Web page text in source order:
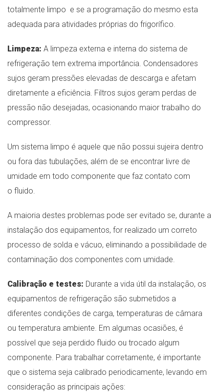
totalmente limpo e se a programação do mesmo esta
adequada para atividades próprias do frigorífico.
Limpeza: A limpeza externa e interna do sistema de
refrigeração tem extrema importância. Condensadores
sujos geram pressões elevadas de descarga e afetam
diretamente a eficiência. Filtros sujos geram perdas de
pressão não desejadas, ocasionando maior trabalho do
compressor.
Um sistema limpo é aquele que não possui sujeira dentro
ou fora das tubulações, além de se encontrar livre de
umidade em todo componente que faz contato com
o fluido.
A maioria destes problemas pode ser evitado se, durante a
instalação dos equipamentos, for realizado um correto
processo de solda e vácuo, eliminando a possibilidade de
contaminação dos componentes com umidade.
Calibração e testes: Durante a vida útil da instalação, os
equipamentos de refrigeração são submetidos a
diferentes condições de carga, temperaturas de câmara
ou temperatura ambiente. Em algumas ocasiões, é
possível que seja perdido fluido ou trocado algum
componente. Para trabalhar corretamente, é importante
que o sistema seja calibrado periodicamente, levando em
consideração as principais ações: